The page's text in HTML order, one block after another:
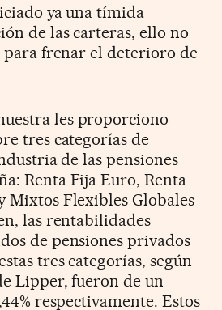
ya una tímida
de las carteras, ello no
para frenar el deterioro de
les proporciono
tres categorías de
de las pensiones
Renta Fija Euro, Renta
Mixtos Flexibles Globales
las rentabilidades
de pensiones privados
tres categorías, según
Lipper, fueron de un
respectivamente. Estos